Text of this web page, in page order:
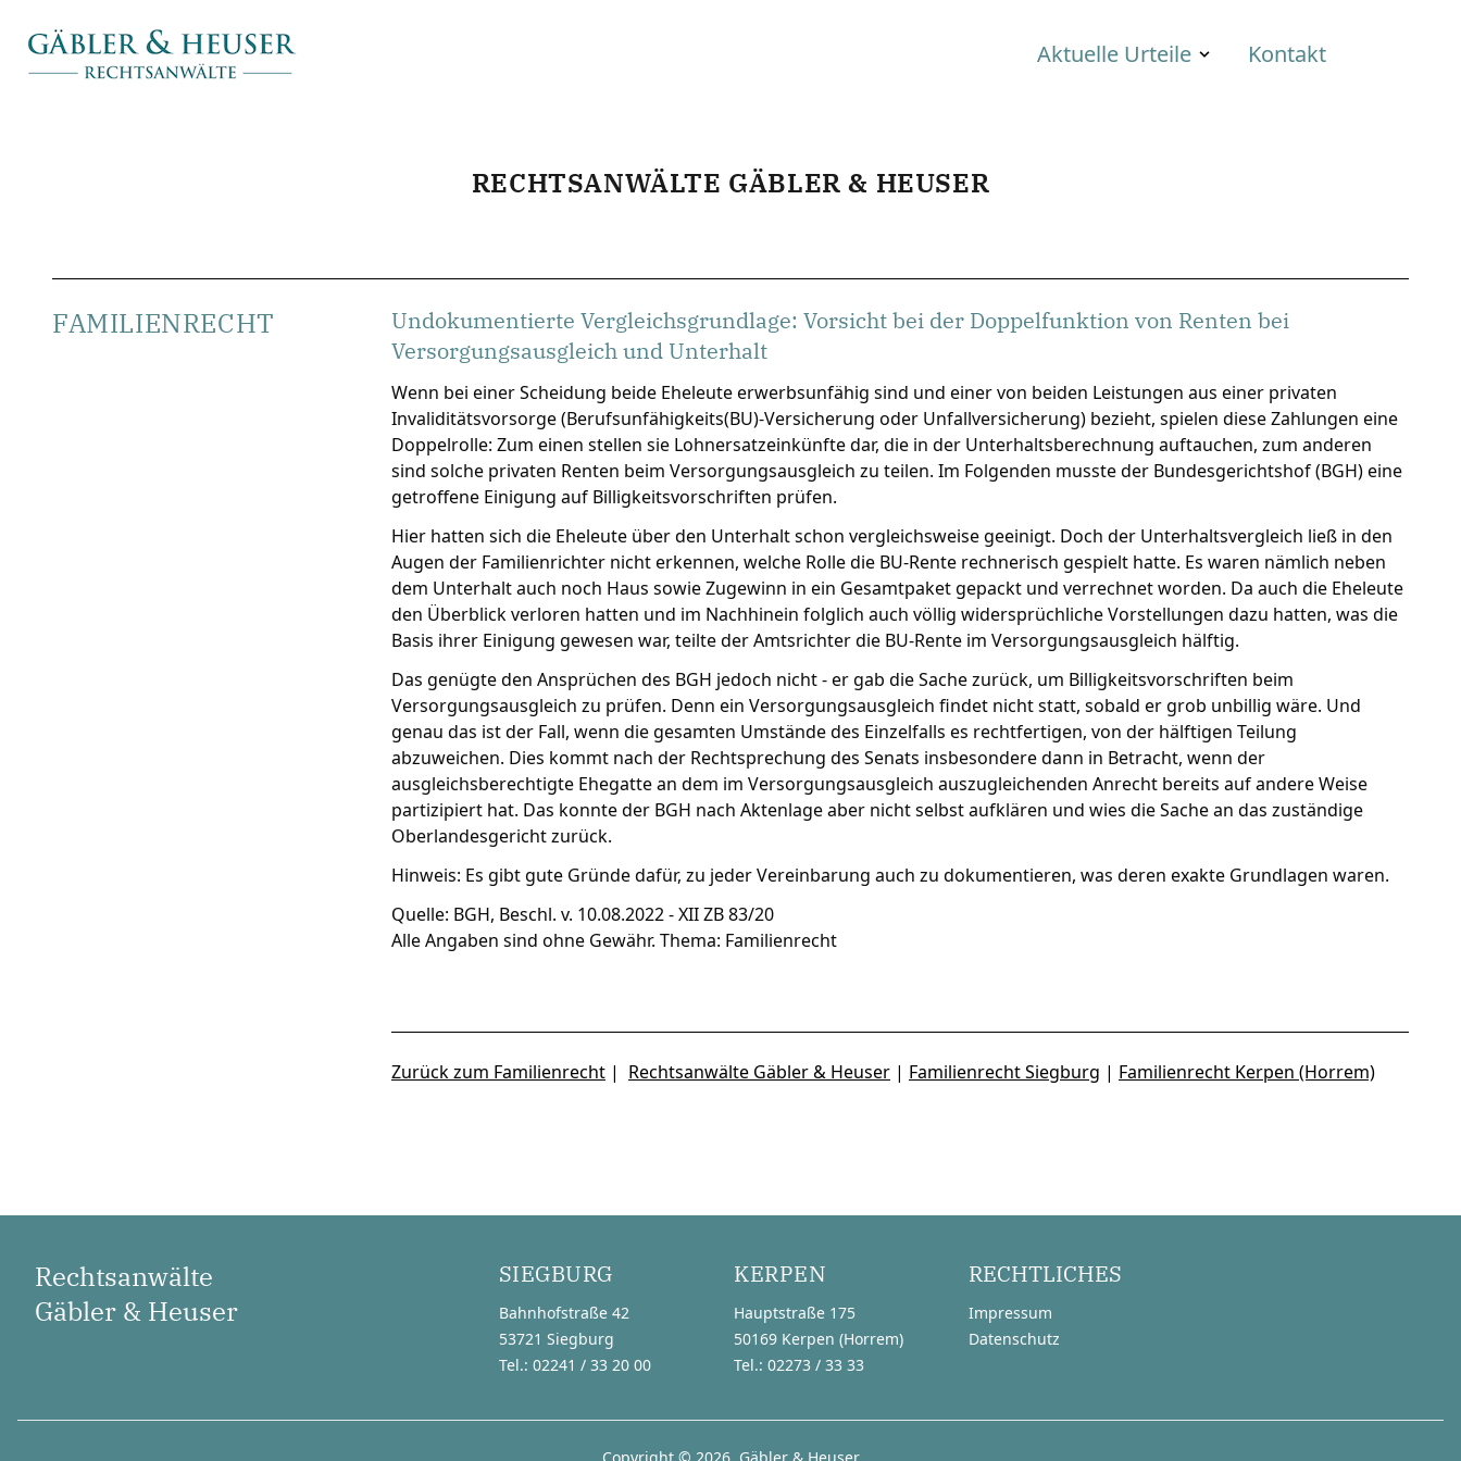
Aktuelle Urteile Kontakt
RECHTSANWÄLTE GÄBLER & HEUSER
FAMILIENRECHT
Undokumentierte Vergleichsgrundlage: Vorsicht bei der Doppelfunktion von Renten bei
Versorgungsausgleich und Unterhalt
Wenn bei einer Scheidung beide Eheleute erwerbsunfähig sind und einer von beiden Leistungen aus einer privaten
Invaliditätsvorsorge (Berufsunfähigkeits(BU)-Versicherung oder Unfallversicherung) bezieht, spielen diese Zahlungen eine
Doppelrolle: Zum einen stellen sie Lohnersatzeinkünfte dar, die in der Unterhaltsberechnung auftauchen, zum anderen
sind solche privaten Renten beim Versorgungsausgleich zu teilen. Im Folgenden musste der Bundesgerichtshof (BGH) eine
getroffene Einigung auf Billigkeitsvorschriften prüfen.
Hier hatten sich die Eheleute über den Unterhalt schon vergleichsweise geeinigt. Doch der Unterhaltsvergleich ließ in den
Augen der Familienrichter nicht erkennen, welche Rolle die BU-Rente rechnerisch gespielt hatte. Es waren nämlich neben
dem Unterhalt auch noch Haus sowie Zugewinn in ein Gesamtpaket gepackt und verrechnet worden. Da auch die Eheleute
den Überblick verloren hatten und im Nachhinein folglich auch völlig widersprüchliche Vorstellungen dazu hatten, was die
Basis ihrer Einigung gewesen war, teilte der Amtsrichter die BU-Rente im Versorgungsausgleich hälftig.
Das genügte den Ansprüchen des BGH jedoch nicht - er gab die Sache zurück, um Billigkeitsvorschriften beim
Versorgungsausgleich zu prüfen. Denn ein Versorgungsausgleich findet nicht statt, sobald er grob unbillig wäre. Und
genau das ist der Fall, wenn die gesamten Umstände des Einzelfalls es rechtfertigen, von der hälftigen Teilung
abzuweichen. Dies kommt nach der Rechtsprechung des Senats insbesondere dann in Betracht, wenn der
ausgleichsberechtigte Ehegatte an dem im Versorgungsausgleich auszugleichenden Anrecht bereits auf andere Weise
partizipiert hat. Das konnte der BGH nach Aktenlage aber nicht selbst aufklären und wies die Sache an das zuständige
Oberlandesgericht zurück.
Hinweis: Es gibt gute Gründe dafür, zu jeder Vereinbarung auch zu dokumentieren, was deren exakte Grundlagen waren.
Quelle: BGH, Beschl. v. 10.08.2022 - XII ZB 83/20
Alle Angaben sind ohne Gewähr. Thema: Familienrecht
Zurück zum Familienrecht | Rechtsanwälte Gäbler & Heuser | Familienrecht Siegburg | Familienrecht Kerpen (Horrem)
Rechtsanwälte
Gäbler & Heuser
SIEGBURG
Bahnhofstraße 42
53721 Siegburg
Tel.: 02241 / 33 20 00
KERPEN
Hauptstraße 175
50169 Kerpen (Horrem)
Tel.: 02273 / 33 33
RECHTLICHES
Impressum
Datenschutz